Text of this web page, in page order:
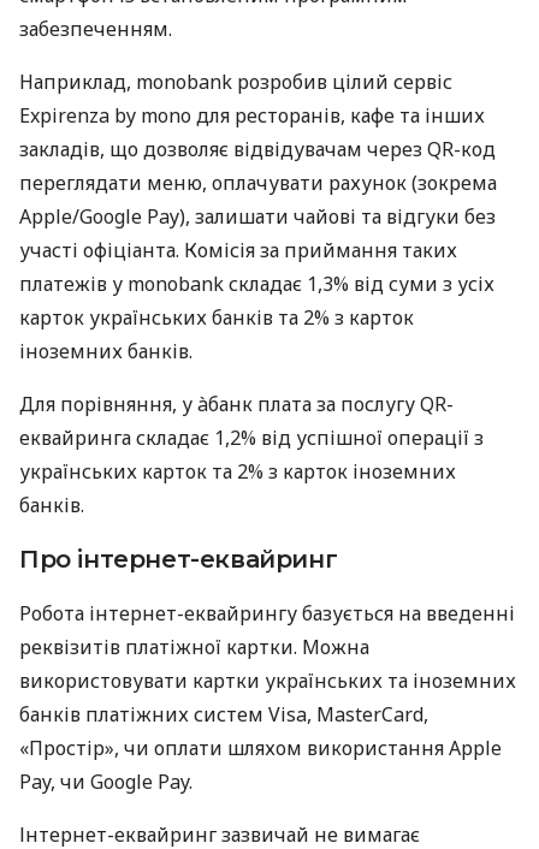
забезпеченням.
Наприклад, monobank розробив цілий сервіс
Expirenza by mono для ресторанів, кафе та інших
закладів, що дозволяє відвідувачам через QR-код
переглядати меню, оплачувати рахунок (зокрема
Apple/Google Pay), залишати чайові та відгуки без
участі офіціанта. Комісія за приймання таких
платежів у monobank складає 1,3% від суми з усіх
карток українських банків та 2% з карток
іноземних банків.
Для порівняння, у àбанк плата за послугу QR-
еквайринга складає 1,2% від успішної операції з
українських карток та 2% з карток іноземних
банків.
Про інтернет-еквайринг
Робота інтернет-еквайрингу базується на введенні
реквізитів платіжної картки. Можна
використовувати картки українських та іноземних
банків платіжних систем Visa, MasterCard,
«Простір», чи оплати шляхом використання Apple
Pay, чи Google Pay.
Інтернет-еквайринг зазвичай не вимагає